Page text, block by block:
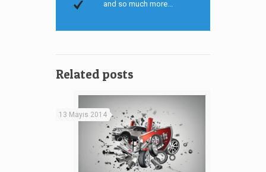
and so much more...
Related posts
13 Mayıs 2014